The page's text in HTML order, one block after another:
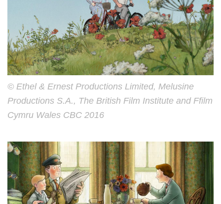
© Ethel & Ernest Productions Limited, Melusine
Productions S.A., The British Film Institute and Ffilm
Cymru Wales CBC 2016